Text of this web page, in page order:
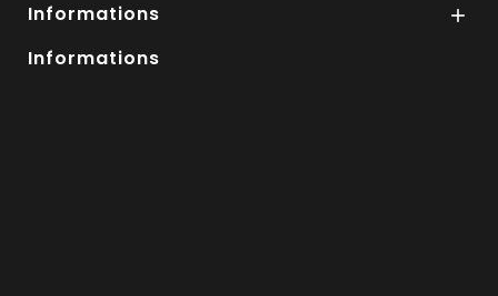
Informations 
Informations